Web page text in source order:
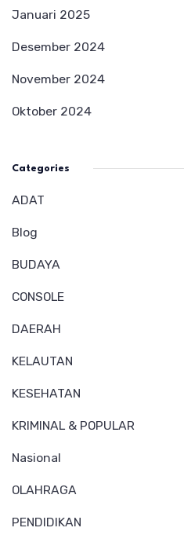
Januari 2025
Desember 2024
November 2024
Oktober 2024
Categories
ADAT
Blog
BUDAYA
CONSOLE
DAERAH
KELAUTAN
KESEHATAN
KRIMINAL & POPULAR
Nasional
OLAHRAGA
PENDIDIKAN